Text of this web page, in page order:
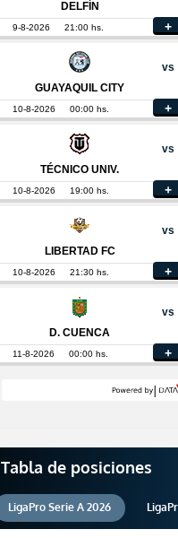
Tabla de posiciones
LigaPro Serie A 2026